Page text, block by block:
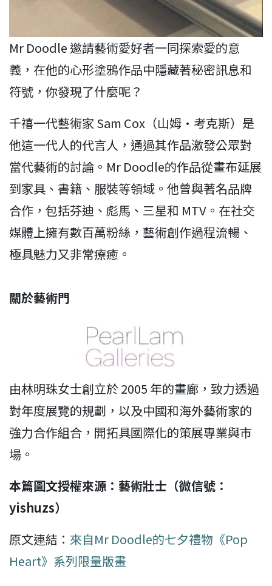
Mr Doodle 邀請藝術愛好者一同探索愛的意
義，在他的心形塗鴉作品中隱藏著秘密訊息和
符號，你發現了什麼呢？
千禧一代藝術家 Sam Cox（山姆·考克斯）是
他這一代人的代言人，通過其作品激發公眾對
當代藝術的討論。Mr Doodle的作品從畫布延展
到家具、書籍、服裝等領域。他曾與著名品牌
合作，包括芬迪、彪馬、三星和 MTV。在社交
媒體上擁有數百萬粉絲，藝術創作過程流暢、
極具魅力又非常療癒。
關於藝術門
由林明珠⼥⼠創⽴於 2005 年的畫廊，致力透過
對年度展覽的規劃，以及中國和海外藝術家的
強力合作組合，開拓具國際化的策展專業與市
場。
本篇圖文授權來源：藝術壯士（微信號：
yishuzs）
原文連結： 來自Mr Doodle的七夕禮物《Pop
Heart》系列限量版畫